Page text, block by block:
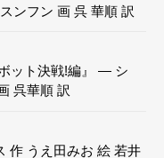
ンフン 画 呉 華順 訳
ット決戦!編』 — シ
呉華順 訳
作 うえ田みお 絵 若井